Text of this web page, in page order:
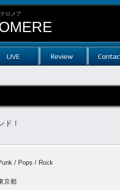
テロメア
LIVE Review
ド！
/ Pops / Rock
京都